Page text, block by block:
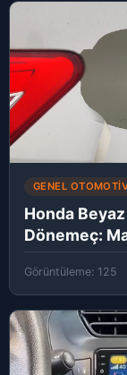
GENEL
Honda
Dönemeç:
Görüntüleme: 125